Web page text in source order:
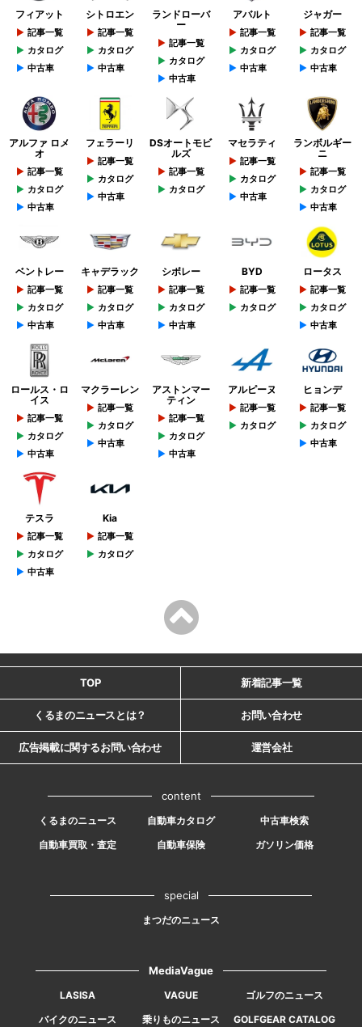
フィアット
記事一覧
カタログ
中古車
シトロエン
記事一覧
カタログ
中古車
ランドローバ
ー
記事一覧
カタログ
中古車
アバルト
記事一覧
カタログ
中古車
ジャガー
記事一覧
カタログ
中古車
アルファ ロメ
オ
記事一覧
カタログ
中古車
フェラーリ
記事一覧
カタログ
中古車
DSオートモビ
ルズ
記事一覧
カタログ
マセラティ
記事一覧
カタログ
中古車
ランボルギー
ニ
記事一覧
カタログ
中古車
ベントレー
記事一覧
カタログ
中古車
キャデラック
記事一覧
カタログ
中古車
シボレー
記事一覧
カタログ
中古車
BYD
記事一覧
カタログ
ロータス
記事一覧
カタログ
中古車
ロールス・ロ
イス
記事一覧
カタログ
中古車
マクラーレン
記事一覧
カタログ
中古車
アストンマー
ティン
記事一覧
カタログ
中古車
アルピーヌ
記事一覧
カタログ
ヒョンデ
記事一覧
カタログ
中古車
テスラ
記事一覧
カタログ
中古車
Kia
記事一覧
カタログ
TOP 新着記事一覧
くるまのニュースとは？ お問い合わせ
広告掲載に関するお問い合わせ 運営会社
content
くるまのニュース 自動車カタログ
中古車検索
自動車買取・査定
自動車保険 ガソリン価格
special
まつだのニュース
MediaVague
LASISA VAGUE
ゴルフのニュース
バイクのニュース
乗りものニュース GOLFGEAR CATALOG